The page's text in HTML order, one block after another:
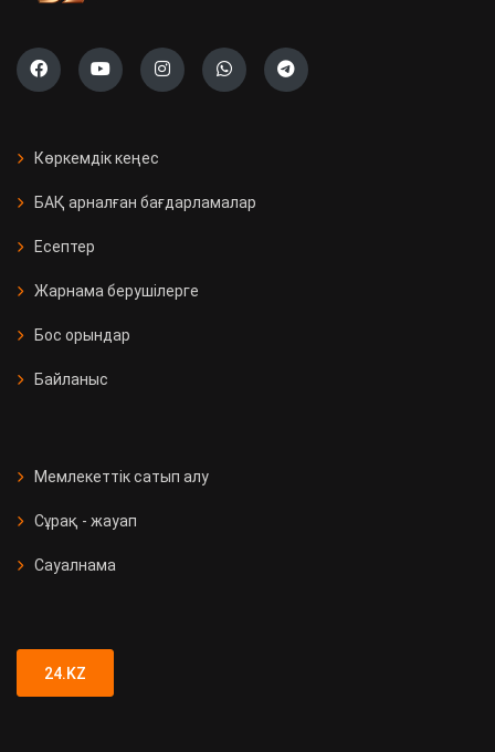
Көркемдік кеңес
БАҚ арналған бағдарламалар
Есептер
Жарнама берушілерге
Бос орындар
Байланыс
Мемлекеттік сатып алу
Сұрақ - жауап
Сауалнама
24.KZ